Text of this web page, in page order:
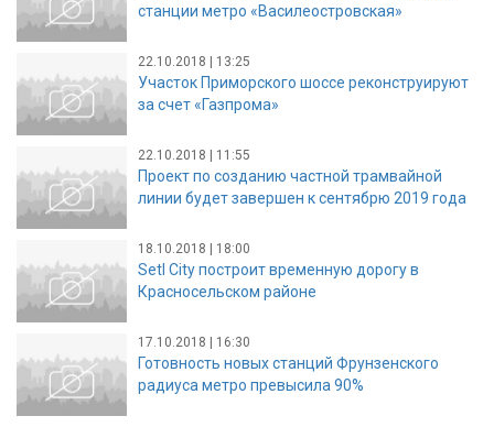
станции метро «Василеостровская»
22.10.2018 | 13:25
Участок Приморского шоссе реконструируют
за счет «Газпрома»
22.10.2018 | 11:55
Проект по созданию частной трамвайной
линии будет завершен к сентябрю 2019 года
18.10.2018 | 18:00
Setl City построит временную дорогу в
Красносельском районе
17.10.2018 | 16:30
Готовность новых станций Фрунзенского
радиуса метро превысила 90%